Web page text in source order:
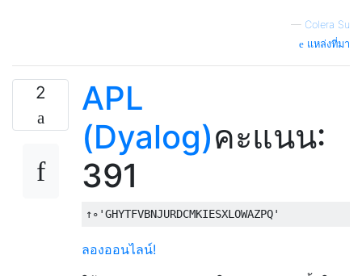
— Colera Su
แหล่งที่มา
2
APL
(Dyalog)คะแนน:
391
↑∘ 'GHYTFVBNJURDCMKIESXLOWAZPQ'
ลองออนไลน์!